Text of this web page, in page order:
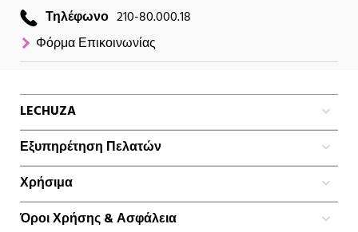
Τηλέφωνο 210-80.000.18
Φόρμα Επικοινωνίας
LECHUZA
Εξυπηρέτηση Πελατών
Χρήσιμα
Όροι Χρήσης & Ασφάλεια